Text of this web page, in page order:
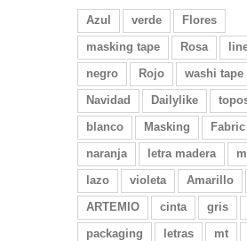
Azul verde
Flores
masking tape
Rosa
negro
Rojo washi tape
Navidad
Dailylike
blanco
Masking
naranja
letra madera
lazo
violeta Amarillo
ARTEMIO
cinta gris
packaging
letras mt